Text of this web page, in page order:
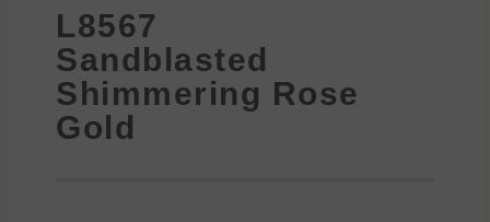
b
o
o
k
t
t
e
r
e
n o
a
d
L8567
Sandblasted
Shimmering Rose
Gold